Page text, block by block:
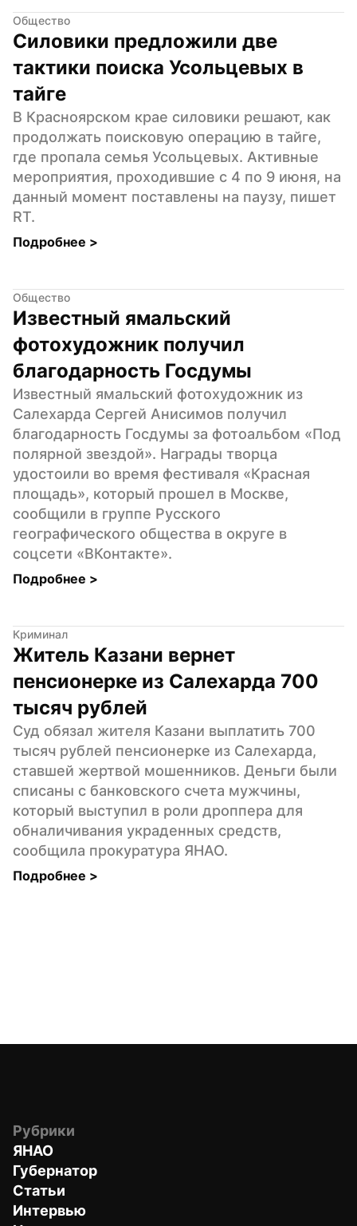
Общество
Силовики предложили две
тактики поиска Усольцевых в
тайге
В Красноярском крае силовики решают, как
продолжать поисковую операцию в тайге,
где пропала семья Усольцевых. Активные
мероприятия, проходившие с 4 по 9 июня, на
данный момент поставлены на паузу, пишет
RT.
Подробнее >
Общество
Известный ямальский
фотохудожник получил
благодарность Госдумы
Известный ямальский фотохудожник из
Салехарда Сергей Анисимов получил
благодарность Госдумы за фотоальбом «Под
полярной звездой». Награды творца
удостоили во время фестиваля «Красная
площадь», который прошел в Москве,
сообщили в группе Русского
географического общества в округе в
соцсети «ВКонтакте».
Подробнее >
Криминал
Житель Казани вернет
пенсионерке из Салехарда 700
тысяч рублей
Суд обязал жителя Казани выплатить 700
тысяч рублей пенсионерке из Салехарда,
ставшей жертвой мошенников. Деньги были
списаны с банковского счета мужчины,
который выступил в роли дроппера для
обналичивания украденных средств,
сообщила прокуратура ЯНАО.
Подробнее >
Рубрики
ЯНАО
Губернатор
Статьи
Интервью